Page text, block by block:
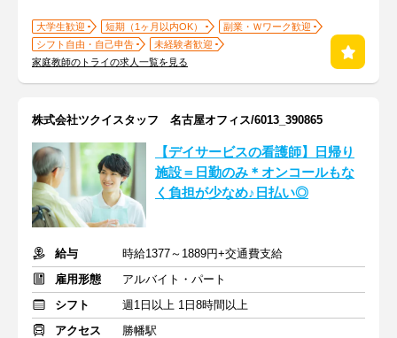
大学生歓迎 短期（1ヶ月以内OK）
副業・Ｗワーク歓迎
シフト自由・自己申告
未経験者歓迎
家庭教師のトライの求人一覧を見る
株式会社ツクイスタッフ 名古屋オフィス/6013_390865
【デイサービスの看護師】日帰り
施設＝日勤のみ＊オンコールもな
く負担が少なめ♪日払い◎
給与
時給1377～1889円+交通費支給
雇用形態
アルバイト・パート
シフト
週1日以上 1日8時間以上
アクセス
勝幡駅